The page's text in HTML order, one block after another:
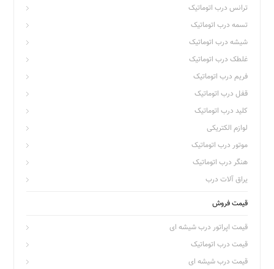
ترانس درب اتوماتیک
تسمه درب اتوماتیک
شیشه درب اتوماتیک
غلطک درب اتوماتیک
فریم درب اتوماتیک
قفل درب اتوماتیک
کلید درب اتوماتیک
لوازم الکتریکی
موتور درب اتوماتیک
هنگر درب اتوماتیک
یراق آلات درب
قیمت فروش
قیمت اپراتور درب شیشه ای
قیمت درب اتوماتیک
قیمت درب شیشه ای